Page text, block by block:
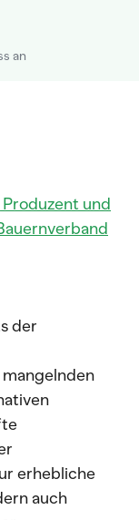
an
und
der
erhebliche
auch